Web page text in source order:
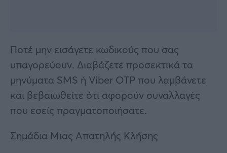
Ποτέ μην εισάγετε κωδικούς που σας
υπαγορεύουν. Διαβάζετε προσεκτικά τα
μηνύματα SMS ή Viber OTP που λαμβάνετε
και βεβαιωθείτε ότι αφορούν συναλλαγές
που εσείς πραγματοποιήσατε.
Σημάδια Μιας Απατηλής Κλήσης